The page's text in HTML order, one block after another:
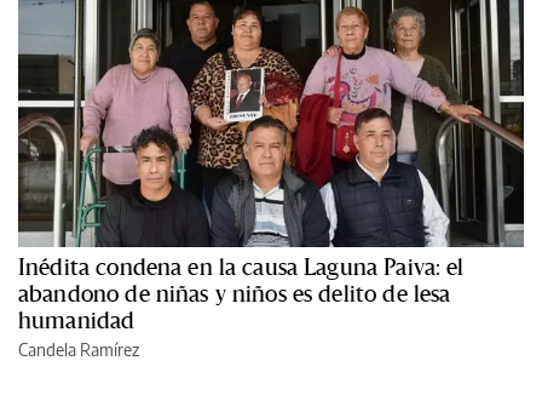
Inédita condena en la causa Laguna Paiva: el
abandono de niñas y niños es delito de lesa
humanidad
Candela Ramírez